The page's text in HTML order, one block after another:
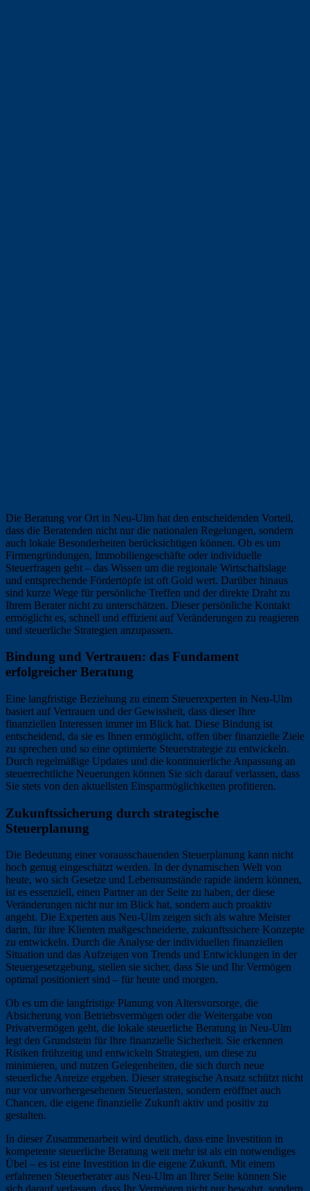
Die Beratung vor Ort in Neu-Ulm hat den entscheidenden Vorteil,
dass die Beratenden nicht nur die nationalen Regelungen, sondern
auch lokale Besonderheiten berücksichtigen können. Ob es um
Firmengründungen, Immobiliengeschäfte oder individuelle
Steuerfragen geht – das Wissen um die regionale Wirtschaftslage
und entsprechende Fördertöpfe ist oft Gold wert. Darüber hinaus
sind kurze Wege für persönliche Treffen und der direkte Draht zu
Ihrem Berater nicht zu unterschätzen. Dieser persönliche Kontakt
ermöglicht es, schnell und effizient auf Veränderungen zu reagieren
und steuerliche Strategien anzupassen.
Bindung und Vertrauen: das Fundament
erfolgreicher Beratung
Eine langfristige Beziehung zu einem Steuerexperten in Neu-Ulm
basiert auf Vertrauen und der Gewissheit, dass dieser Ihre
finanziellen Interessen immer im Blick hat. Diese Bindung ist
entscheidend, da sie es Ihnen ermöglicht, offen über finanzielle Ziele
zu sprechen und so eine optimierte Steuerstrategie zu entwickeln.
Durch regelmäßige Updates und die kontinuierliche Anpassung an
steuerrechtliche Neuerungen können Sie sich darauf verlassen, dass
Sie stets von den aktuellsten Einsparmöglichkeiten profitieren.
Zukunftssicherung durch strategische
Steuerplanung
Die Bedeutung einer vorausschauenden Steuerplanung kann nicht
hoch genug eingeschätzt werden. In der dynamischen Welt von
heute, wo sich Gesetze und Lebensumstände rapide ändern können,
ist es essenziell, einen Partner an der Seite zu haben, der diese
Veränderungen nicht nur im Blick hat, sondern auch proaktiv
angeht. Die Experten aus Neu-Ulm zeigen sich als wahre Meister
darin, für ihre Klienten maßgeschneiderte, zukunftssichere Konzepte
zu entwickeln. Durch die Analyse der individuellen finanziellen
Situation und das Aufzeigen von Trends und Entwicklungen in der
Steuergesetzgebung, stellen sie sicher, dass Sie und Ihr Vermögen
optimal positioniert sind – für heute und morgen.
Ob es um die langfristige Planung von Altersvorsorge, die
Absicherung von Betriebsvermögen oder die Weitergabe von
Privatvermögen geht, die lokale steuerliche Beratung in Neu-Ulm
legt den Grundstein für Ihre finanzielle Sicherheit. Sie erkennen
Risiken frühzeitig und entwickeln Strategien, um diese zu
minimieren, und nutzen Gelegenheiten, die sich durch neue
steuerliche Anreize ergeben. Dieser strategische Ansatz schützt nicht
nur vor unvorhergesehenen Steuerlasten, sondern eröffnet auch
Chancen, die eigene finanzielle Zukunft aktiv und positiv zu
gestalten.
In dieser Zusammenarbeit wird deutlich, dass eine Investition in
kompetente steuerliche Beratung weit mehr ist als ein notwendiges
Übel – es ist eine Investition in die eigene Zukunft. Mit einem
erfahrenen Steuerberater aus Neu-Ulm an Ihrer Seite können Sie